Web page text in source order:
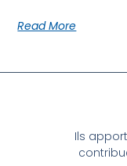
Read More
Ils